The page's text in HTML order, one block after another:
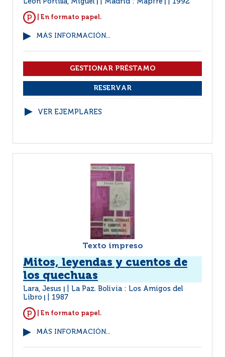
León Portilla, Miguel Madrid : Mapfre 1992
| En formato papel.
MÁS INFORMACIÓN...
VER EJEMPLARES
Texto impreso
Mitos, leyendas y cuentos de
los quechuas
Lara, Jesus
La Paz. Bolivia : Los Amigos del
Libro
1987
| En formato papel.
MÁS INFORMACIÓN...